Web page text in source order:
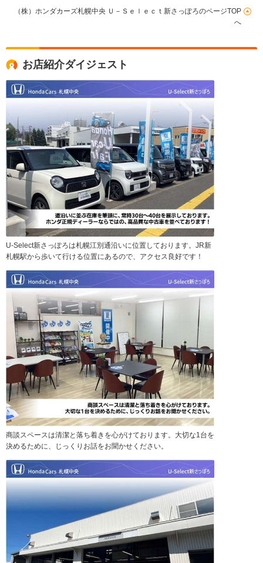
（株）ホンダカーズ札幌中央 Ｕ－Ｓｅｌｅｃｔ新さっぽろのページTOP
へ
お店紹介ダイジェスト
U-Select新さっぽろは札幌江別通沿いに位置しております。JR新
札幌駅から歩いて行ける位置にあるので、アクセス良好です！
商談スペースは清潔と落ち着きを心がけております。大切な1台を
決めるために、じっくりお話をお聞かせください。